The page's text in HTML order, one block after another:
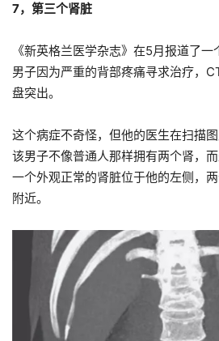
7，第三个肾脏
《新英格兰医学杂志》在5月报道了
男子因为严重的背部疼痛寻求治疗，
盘突出。
这个病症不奇怪，但他的医生在扫描图
该男子不像普通人那样拥有两个肾，而
一个外观正常的肾脏位于他的左侧，
附近。